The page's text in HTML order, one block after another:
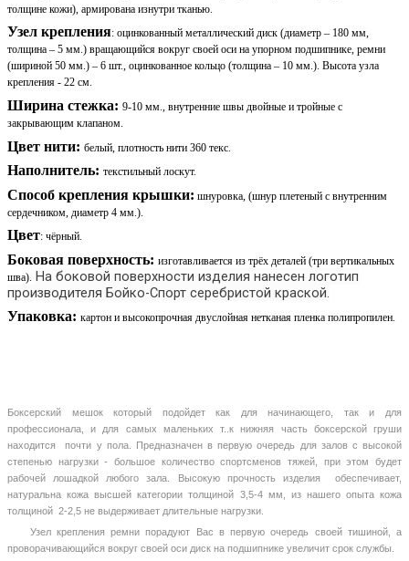
толщине кожи), армирована изнутри тканью.
Узел крепления: оцинкованный металлический диск (диаметр – 180 мм,
толщина – 5 мм.) вращающийся вокруг своей оси на упорном подшипнике, ремни
(шириной 50 мм.) – 6 шт., оцинкованное кольцо (толщина – 10 мм.). Высота узла
крепления - 22 см.
Ширина стежка: 9-10 мм., внутренние швы двойные и тройные с
закрывающим клапаном.
Цвет нити: белый, плотность нити 360 текс.
Наполнитель: текстильный лоскут.
Способ крепления крышки: шнуровка, (шнур плетеный с внутренним
сердечником, диаметр 4 мм.).
Цвет: чёрный.
Боковая поверхность: изготавливается из трёх деталей (три вертикальных
шва). На боковой поверхности изделия нанесен логотип
производителя Бойко-Спорт серебристой краской.
Упаковка: картон и высокопрочная двуслойная нетканая пленка полипропилен.
Боксерский мешок который подойдет как для начинающего, так и для
профессионала, и для самых маленьких т..к нижняя часть боксерской груши
находится почти у пола. Предназначен в первую очередь для залов с высокой
степенью нагрузки - большое количество спортсменов тяжей, при этом будет
рабочей лошадкой любого зала. Высокую прочность изделия обеспечивает,
натуральна кожа высшей категории толщиной 3,5-4 мм, из нашего опыта кожа
толщиной 2-2,5 не выдерживает длительные нагрузки.
Узел крепления ремни порадуют Вас в первую очередь своей тишиной, а
проворачивающийся вокруг своей оси диск на подшипнике увеличит срок службы.